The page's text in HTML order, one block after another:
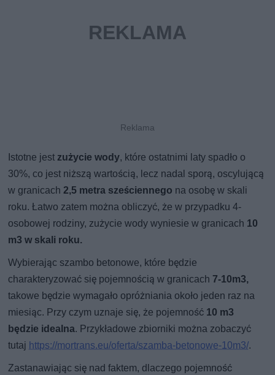
Istotne jest zużycie wody, które ostatnimi laty spadło o
30%, co jest niższą wartością, lecz nadal sporą, oscylującą
w granicach2,5 metra sześciennego na osobę w skali
roku. Łatwo zatem można obliczyć, że w przypadku 4-
osobowej rodziny, zużycie wody wyniesie w granicach 10
m3 w skali roku.
Wybierając szambo betonowe, które będzie
charakteryzować się pojemnością w granicach 7-10m3,
takowe będzie wymagało opróżniania około jeden raz na
miesiąc. Przy czym uznaje się, że pojemność 10 m3
będzie idealna. Przykładowe zbiorniki można zobaczyć
tutaj https://mortrans.eu/oferta/szamba-betonowe-10m3/.
Zastanawiając się nad faktem, dlaczego pojemność